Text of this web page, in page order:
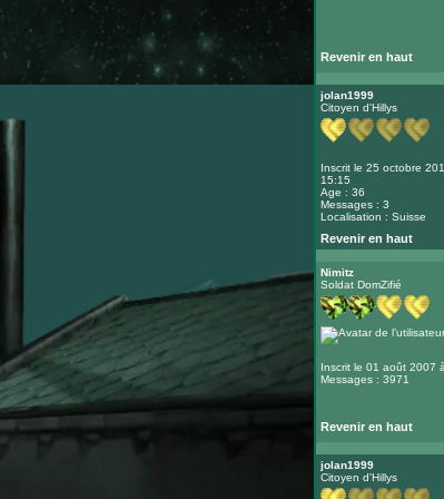
Revenir en haut
jolan1999
Citoyen d'Hillys
Inscrit le 25 octobre
15:15
Age : 36
Messages : 3
Localisation : Suisse
Revenir en haut
Nimitz
Soldat DomZifié
Inscrit le 01 août 2007
Messages : 3971
Revenir en haut
jolan1999
Citoyen d'Hillys